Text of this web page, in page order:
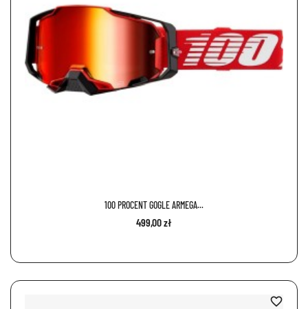
100 PROCENT GOGLE ARMEGA...
499,00 zł
favorite_border